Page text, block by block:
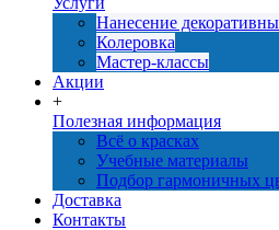
Нанесение
Колеровка
Мастер-классы
Акции
+
Полезная информация
Всё о красках
Учебные материалы
Подбор гармоничных
Доставка
Контакты